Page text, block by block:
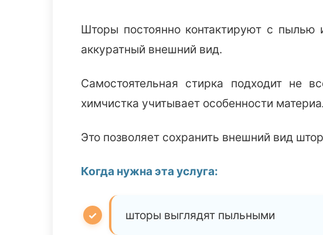
Шторы постоянно контактируют с
аккуратный внешний вид.
Самостоятельная стирка подходит не
химчистка учитывает особенности
Это позволяет сохранить внешний вид
Когда нужна эта услуга:
шторы выглядят пыльными